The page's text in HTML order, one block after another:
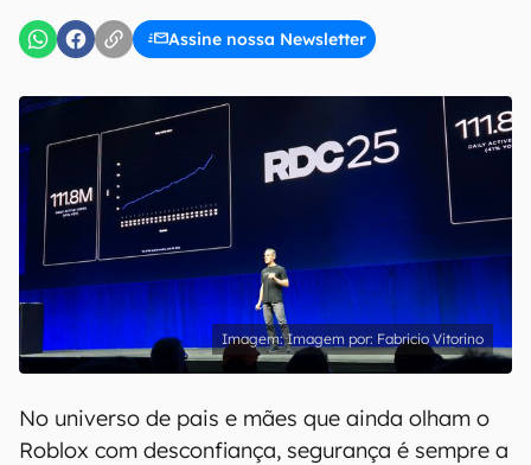
Assine nossa Newsletter
Uso e Política de Privacidade do Canaltech.
Imagem por: Fabricio Vitorino
No universo de pais e mães que ainda olham o
Roblox com desconfiança, segurança é sempre a